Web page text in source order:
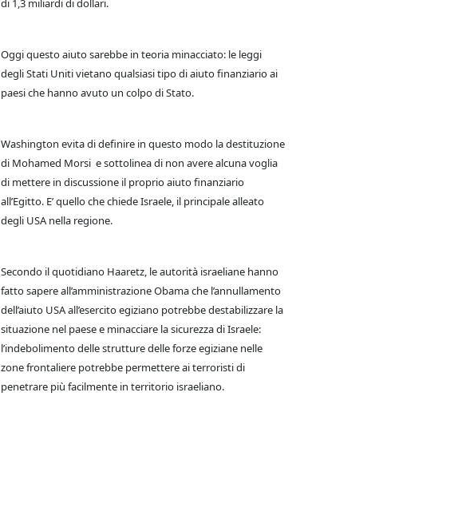
di 1,3 miliardi di dollari.
Oggi questo aiuto sarebbe in teoria minacciato: le leggi
degli Stati Uniti vietano qualsiasi tipo di aiuto finanziario ai
paesi che hanno avuto un colpo di Stato.
Washington evita di definire in questo modo la destituzione
di Mohamed Morsi e sottolinea di non avere alcuna voglia
di mettere in discussione il proprio aiuto finanziario
all’Egitto. E’ quello che chiede Israele, il principale alleato
degli USA nella regione.
Secondo il quotidiano Haaretz, le autorità israeliane hanno
fatto sapere all’amministrazione Obama che l’annullamento
dell’aiuto USA all’esercito egiziano potrebbe destabilizzare la
situazione nel paese e minacciare la sicurezza di Israele:
l’indebolimento delle strutture delle forze egiziane nelle
zone frontaliere potrebbe permettere ai terroristi di
penetrare più facilmente in territorio israeliano.